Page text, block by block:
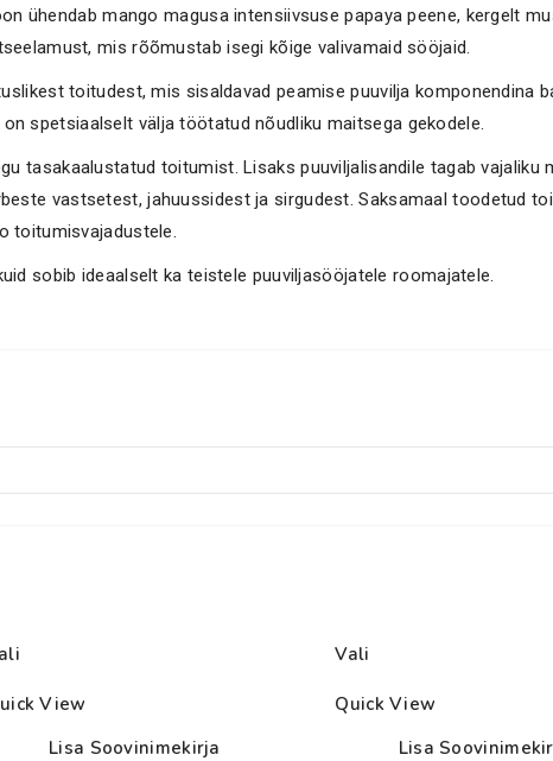
ühendab mango magusa intensiivsuse papaya peene, kergelt
mis rõõmustab isegi kõige valivamaid sööjaid.
toitudest, mis sisaldavad peamise puuvilja komponendina
spetsiaalselt välja töötatud nõudliku maitsega gekodele.
tasakaalustatud toitumist. Lisaks puuviljalisandile tagab
vastsetest, jahuussidest ja sirgudest. Saksamaal toodetud
toitumisvajadustele.
sobib ideaalselt ka teistele puuviljasööjatele roomajatele.
View
Lisa Soovinimekirja
Vali
Quick View
Lisa